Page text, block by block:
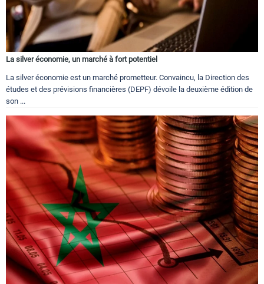
La silver économie, un marché à fort potentiel
La silver économie est un marché prometteur. Convaincu, la Direction des
études et des prévisions financières (DEPF) dévoile la deuxième édition de
son ...